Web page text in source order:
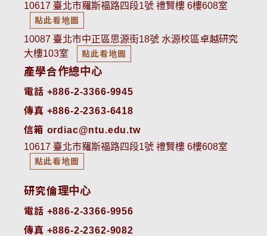
10617 臺北市羅斯福路四段1號 禮賢樓 6樓608室
點此看地圖
10087 臺北市中正區思源街18號 水源校區卓越研究
大樓103室
點此看地圖
產學合作總中心
電話 +886-2-3366-9945
傳真 +886-2-2363-6418
信箱 ordiac@ntu.edu.tw
10617 臺北市羅斯福路四段1號 禮賢樓 6樓608室
點此看地圖
研究倫理中心
電話 +886-2-3366-9956
傳真 +886-2-2362-9082